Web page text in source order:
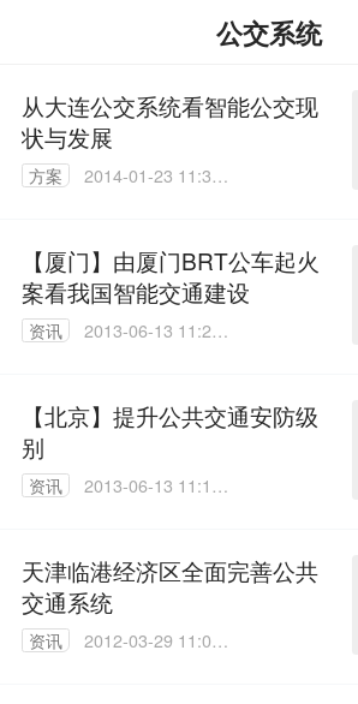
公交系统
从大连公交系统看智能公交现
状与发展
方案
2014-01-23 11:38:
【厦门】由厦门BRT公车起火
案看我国智能交通建设
资讯
2013-06-13 11:25:
【北京】提升公共交通安防级
别
资讯
2013-06-13 11:18:
天津临港经济区全面完善公共
交通系统
资讯
2012-03-29 11:02: